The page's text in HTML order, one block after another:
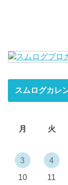
スムログカレ
月
火
3
4
10
11